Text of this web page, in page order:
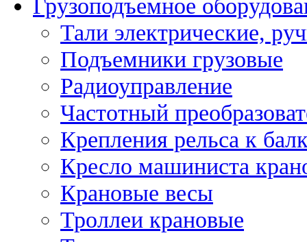
Грузоподъемное
Тали электрические,
Подъемники грузовые
Радиоуправление
Частотный
Крепления рельса к
Кресло машиниста
Крановые весы
Троллеи крановые